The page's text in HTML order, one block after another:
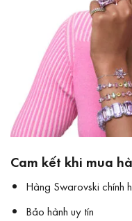
Cam kết khi mua
Hàng Swarovski chính
Bảo hành uy tín